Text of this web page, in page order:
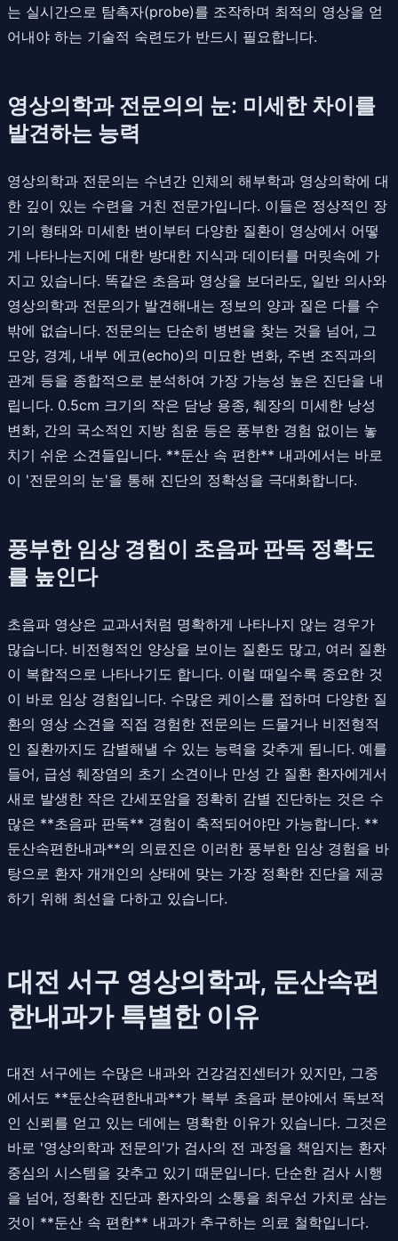
는 실시간으로 탐촉자(probe)를 조작하며 최적의 영상을 얻
어내야 하는 기술적 숙련도가 반드시 필요합니다.
영상의학과 전문의의 눈: 미세한 차이를
발견하는 능력
영상의학과 전문의는 수년간 인체의 해부학과 영상의학에 대
한 깊이 있는 수련을 거친 전문가입니다. 이들은 정상적인 장
기의 형태와 미세한 변이부터 다양한 질환이 영상에서 어떻
게 나타나는지에 대한 방대한 지식과 데이터를 머릿속에 가
지고 있습니다. 똑같은 초음파 영상을 보더라도, 일반 의사와
영상의학과 전문의가 발견해내는 정보의 양과 질은 다를 수
밖에 없습니다. 전문의는 단순히 병변을 찾는 것을 넘어, 그
모양, 경계, 내부 에코(echo)의 미묘한 변화, 주변 조직과의
관계 등을 종합적으로 분석하여 가장 가능성 높은 진단을 내
립니다. 0.5cm 크기의 작은 담낭 용종, 췌장의 미세한 낭성
변화, 간의 국소적인 지방 침윤 등은 풍부한 경험 없이는 놓
치기 쉬운 소견들입니다. **둔산 속 편한** 내과에서는 바로
이 '전문의의 눈'을 통해 진단의 정확성을 극대화합니다.
풍부한 임상 경험이 초음파 판독 정확도
를 높인다
초음파 영상은 교과서처럼 명확하게 나타나지 않는 경우가
많습니다. 비전형적인 양상을 보이는 질환도 많고, 여러 질환
이 복합적으로 나타나기도 합니다. 이럴 때일수록 중요한 것
이 바로 임상 경험입니다. 수많은 케이스를 접하며 다양한 질
환의 영상 소견을 직접 경험한 전문의는 드물거나 비전형적
인 질환까지도 감별해낼 수 있는 능력을 갖추게 됩니다. 예를
들어, 급성 췌장염의 초기 소견이나 만성 간 질환 환자에게서
새로 발생한 작은 간세포암을 정확히 감별 진단하는 것은 수
많은 **초음파 판독** 경험이 축적되어야만 가능합니다. **
둔산속편한내과**의 의료진은 이러한 풍부한 임상 경험을 바
탕으로 환자 개개인의 상태에 맞는 가장 정확한 진단을 제공
하기 위해 최선을 다하고 있습니다.
대전 서구 영상의학과, 둔산속편
한내과가 특별한 이유
대전 서구에는 수많은 내과와 건강검진센터가 있지만, 그중
에서도 **둔산속편한내과**가 복부 초음파 분야에서 독보적
인 신뢰를 얻고 있는 데에는 명확한 이유가 있습니다. 그것은
바로 '영상의학과 전문의'가 검사의 전 과정을 책임지는 환자
중심의 시스템을 갖추고 있기 때문입니다. 단순한 검사 시행
을 넘어, 정확한 진단과 환자와의 소통을 최우선 가치로 삼는
것이 **둔산 속 편한** 내과가 추구하는 의료 철학입니다.